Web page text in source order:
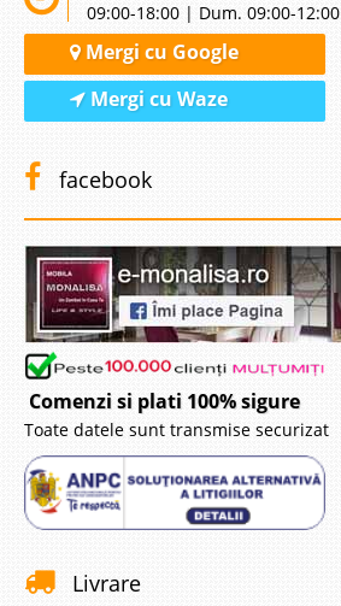
09:00-18:00 | Dum. 09:00-12:00
Mergi cu Google
Mergi cu Waze
facebook
Comenzi si plati 100% sigure
Toate datele sunt transmise securizat
Livrare